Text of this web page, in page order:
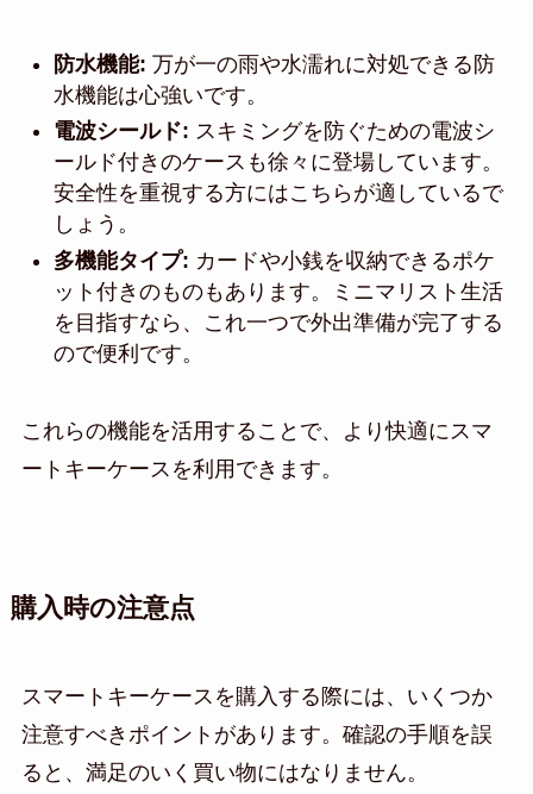
防水機能: 万が一の雨や水濡れに対処できる防
水機能は心強いです。
電波シールド: スキミングを防ぐための電波シ
ールド付きのケースも徐々に登場しています。
安全性を重視する方にはこちらが適しているで
しょう。
多機能タイプ: カードや小銭を収納できるポケ
ット付きのものもあります。ミニマリスト生活
を目指すなら、これ一つで外出準備が完了する
ので便利です。
これらの機能を活用することで、より快適にスマ
ートキーケースを利用できます。
購入時の注意点
スマートキーケースを購入する際には、いくつか
注意すべきポイントがあります。確認の手順を誤
ると、満足のいく買い物にはなりません。